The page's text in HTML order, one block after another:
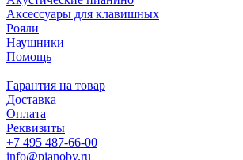
Аксессуары для клавишных
Рояли
Наушники
Помощь
Гарантия на товар
Доставка
Оплата
Реквизиты
+7 495 487-66-00
info@pianoby.ru